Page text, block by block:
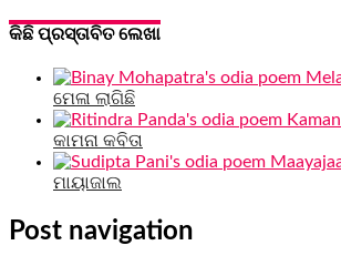
କିଛି ପ୍ରସ୍ତାବିତ ଲେଖା
ମେଳା ଲାଗିଛି
କାମନା କବିତା
ମାୟାଜାଲ
Post navigation